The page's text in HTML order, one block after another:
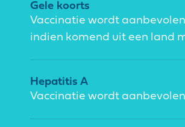
Gele koorts
Vaccinatie wordt
indien komend uit een land
Hepatitis A
Vaccinatie wordt